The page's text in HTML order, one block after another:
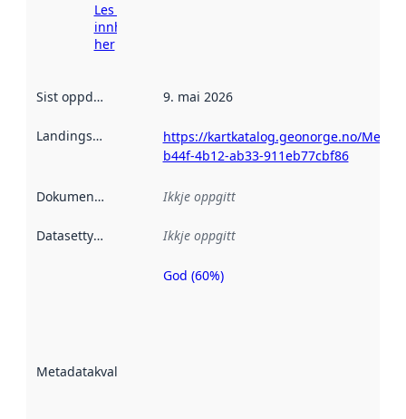
Les meir om
innhenting
her
Sist oppdatert 9. mai 2026
Landingsside
https://kartkatalog.geonorge.no/
b44f-4b12-ab33-911eb77cbf86
Dokumentasjon Ikkje oppgitt
Datasettype Ikkje oppgitt
Metadatakvalitet
Metadatakvalitet
God (60%)